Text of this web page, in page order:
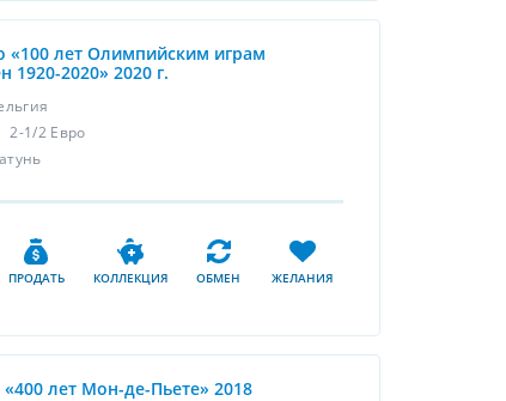
«100 лет Олимпийским играм
1920-2020» 2020 г.
2-1/2 Евро
ПРОДАТЬ КОЛЛЕКЦИЯ ОБМЕН ЖЕЛАНИЯ
«400 лет Мон-де-Пьете» 2018